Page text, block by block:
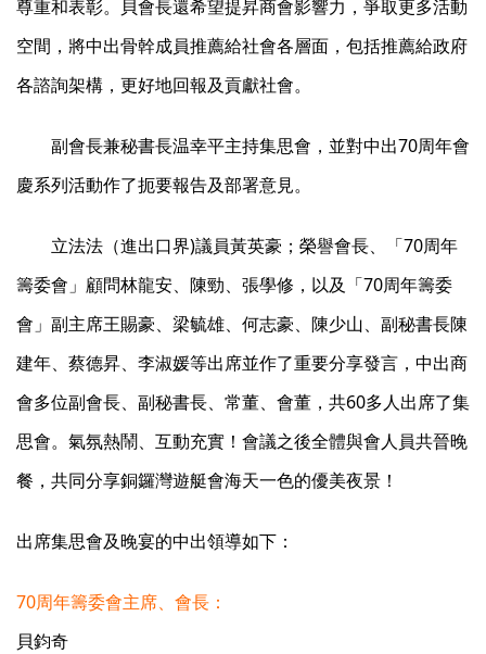
尊重和表彰。貝會長還希望提昇商會影響力，爭取更多活動
空間，將中出骨幹成員推薦給社會各層面，包括推薦給政府
各諮詢架構，更好地回報及貢獻社會。
副會長兼秘書長温幸平主持集思會，並對中出70周年會
慶系列活動作了扼要報告及部署意見。
立法法（進出口界)議員黃英豪；榮譽會長、「70周年
籌委會」顧問林龍安、陳勁、張學修，以及「70周年籌委
會」副主席王賜豪、梁毓雄、何志豪、陳少山、副秘書長陳
建年、蔡德昇、李淑媛等出席並作了重要分享發言，中出商
會多位副會長、副秘書長、常董、會董，共60多人出席了集
思會。氣氛熱鬧、互動充實！會議之後全體與會人員共晉晚
餐，共同分享銅鑼灣遊艇會海天一色的優美夜景！
出席集思會及晚宴的中出領導如下：
70周年籌委會主席、會長：
貝鈞奇